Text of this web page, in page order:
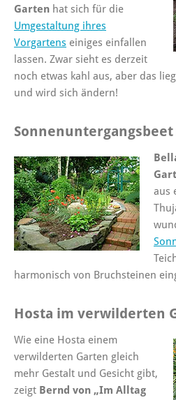
Garten hat sich für die
Umgestaltung ihres
Vorgartens einiges einfallen
lassen. Zwar sieht es derzeit
noch etwas kahl aus, aber das
und wird sich ändern!
aus
harmonisch von Bruchsteinen
Hosta im verwilderten
Wie eine Hosta einem
verwilderten Garten gleich
mehr Gestalt und Gesicht gibt,
zeigt Bernd von „Im Alltag